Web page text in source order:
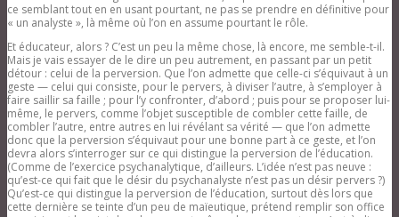
ce semblant tout en en usant pourtant, ne pas se prendre en définitive pour
« un analyste », là même où l’on en assume pourtant le rôle.
Et éducateur, alors ? C’est un peu la même chose, là encore, me semble-t-il.
Mais je vais essayer de le dire un peu autrement, en passant par un petit
détour : celui de la perversion. Que l’on admette que celle-ci s’équivaut à un
geste — celui qui consiste, pour le pervers, à diviser l’autre, à s’employer à
faire saillir sa faille ; pour l’y confronter, d’abord ; puis pour se proposer lui-
même, le pervers, comme l’objet susceptible de combler cette faille, de
combler l’autre, entre autres en lui révélant sa vérité — que l’on admette
donc que la perversion s’équivaut pour une bonne part à ce geste, et l’on
devra alors s’interroger sur ce qui distingue la perversion de l’éducation.
(Comme de l’exercice psychanalytique, d’ailleurs. L’idée n’est pas neuve :
qu’est-ce qui fait que le désir du psychanalyste n’est pas un désir pervers ?)
Qu’est-ce qui distingue la perversion de l’éducation, surtout dès lors que
cette dernière se teinte d’un peu de maïeutique, prétend remplir son office